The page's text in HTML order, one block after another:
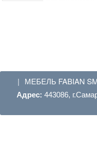
| МЕБЕЛЬ FABIAN
Адрес: 443086,